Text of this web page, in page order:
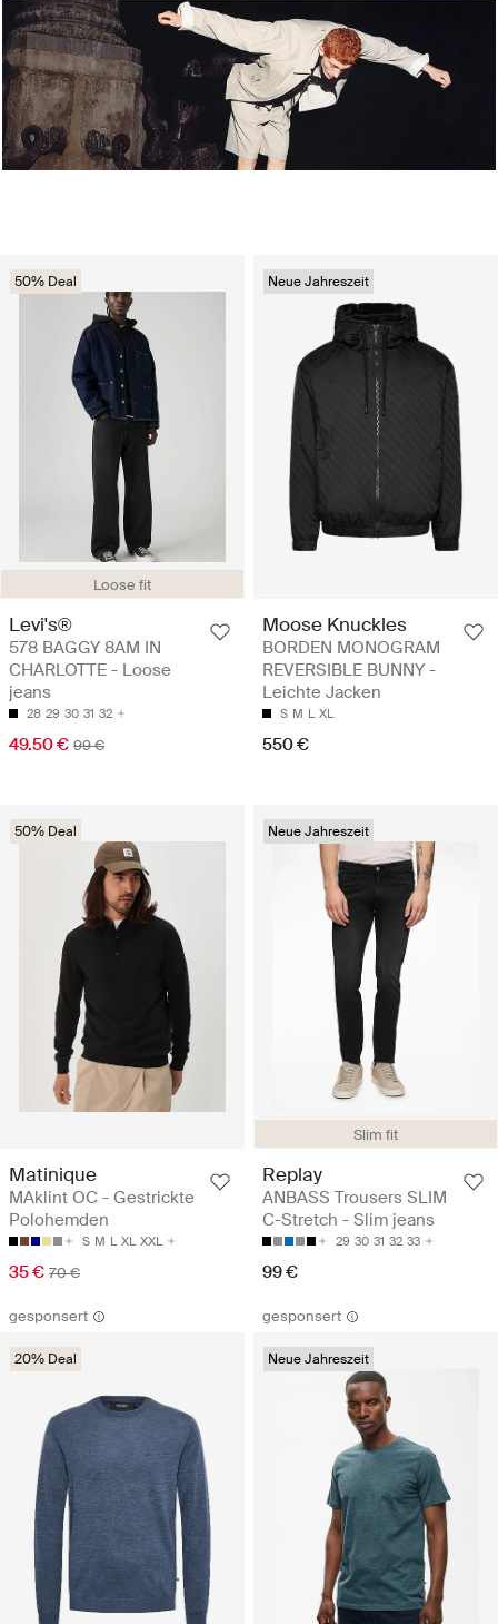
Loose fit
50% Deal
Levi's®
578 BAGGY 8AM IN
CHARLOTTE - Loose
jeans
28 29 30 31 32
49.50 € 99 €
Neue Jahreszeit
Moose Knuckles
BORDEN MONOGRAM
REVERSIBLE BUNNY -
Leichte Jacken
S M L XL
550 €
50% Deal
Matinique
MAklint OC - Gestrickte
Polohemden
S M L XL XXL
35 € 70 €
Slim fit
Neue Jahreszeit
Replay
ANBASS Trousers SLIM
C-Stretch - Slim jeans
29 30 31 32 33
99 €
gesponsert
20% Deal
gesponsert
Neue Jahreszeit